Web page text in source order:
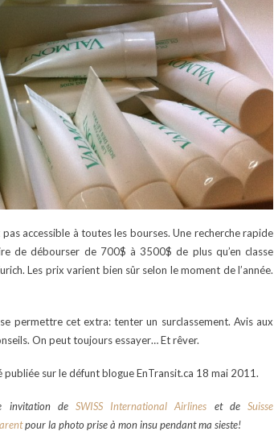
accessible à toutes les bourses. Une recherche rapide
de débourser de 700$ à 3500$ de plus qu’en classe
Les prix varient bien sûr selon le moment de l’année.
permettre cet extra: tenter un surclassement. Avis aux
On peut toujours essayer… Et rêver.
sur le défunt blogue EnTransit.ca 18 mai 2011.
invitation de SWISS International Airlines et deSuisse
pour la photo prise à mon insu pendant ma sieste!